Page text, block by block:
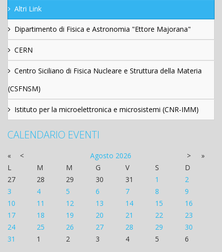
Altri Link
Dipartimento di Fisica e Astronomia "Ettore Majorana"
CERN
Centro Siciliano di Fisica Nucleare e Struttura della Materia
(CSFNSM)
Istituto per la microelettronica e microsistemi (CNR-IMM)
CALENDARIO EVENTI
« < Agosto 2026 >
»
L
M M G V S
D
27
28 29 30 31 1
2
3
4 5 6 7 8
9
10
11 12 13 14 15
16
17
18 19 20 21 22
23
24
25 26 27 28 29
30
31
1 2 3 4 5 6